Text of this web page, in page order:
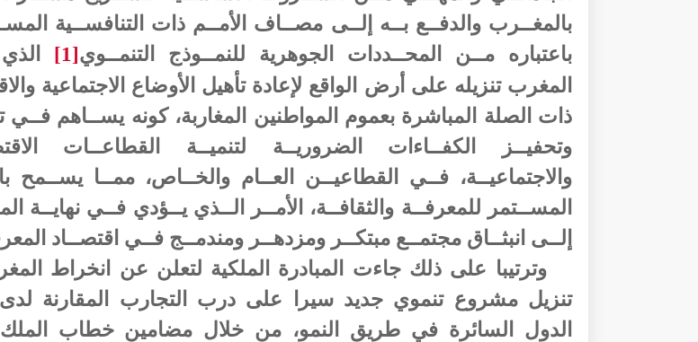
بالمغــرب والدفــع بــه إلــى مصــاف الأمــم ذات التنافســية
باعتباره مــن المحــددات الجوهرية للنمــوذج التنمــوي[1]
المغرب تنزيله على أرض الواقع لإعادة تأهيل الأوضاع الاجتماعية
ذات الصلة المباشرة بعموم المواطنين المغاربة، كونه يســاهم فــي
وتحفيــز الكفــاءات الضروريــة لتنميــة القطاعــات
والاجتماعيــة، فــي القطاعيــن العــام والخــاص، ممــا يســمح
المســتمر للمعرفــة والثقافــة، الأمــر الــذي يــؤدي فــي نهايــة
إلــى انبثــاق مجتمــع مبتكــر ومزدهــر ومندمــج فــي اقتصــاد
وترتيبا على ذلك جاءت المبادرة الملكية لتعلن عن انخراط
تنزيل مشروع تنموي جديد سيرا على درب التجارب المقارنة لدى
الدول السائرة في طريق النمو، من خلال مضامين خطاب